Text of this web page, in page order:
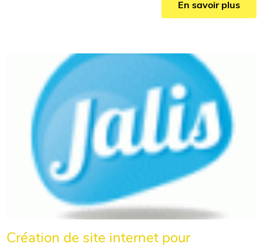
En savoir plus
Création de site internet pour